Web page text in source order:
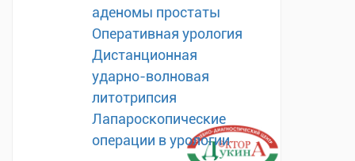
аденомы простаты
Оперативная урология
Дистанционная
ударно-волновая
литотрипсия
Лапароскопические
операции в урологии